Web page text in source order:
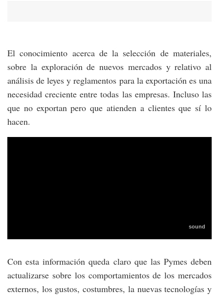
El conocimiento acerca de la selección de materiales,
sobre la exploración de nuevos mercados y relativo al
análisis de leyes y reglamentos para la exportación es una
necesidad creciente entre todas las empresas. Incluso las
que no exportan pero que atienden a clientes que sí lo
hacen.
Con esta información queda claro que las Pymes deben
actualizarse sobre los comportamientos de los mercados
externos, los gustos, costumbres, la nuevas tecnologías y